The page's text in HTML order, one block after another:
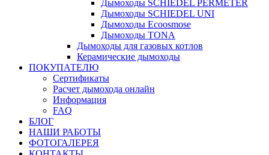
Дымоходы SCHIEDEL PERMETER
Дымоходы SCHIEDEL UNI
Дымоходы Ecoosmose
Дымоходы TONA
Дымоходы для газовых котлов
Керамические дымоходы
ПОКУПАТЕЛЮ
Сертификаты
Расчет дымохода онлайн
Информация
FAQ
БЛОГ
НАШИ РАБОТЫ
ФОТОГАЛЕРЕЯ